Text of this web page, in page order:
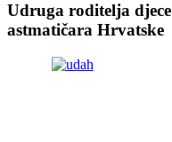
Udruga roditelja djece
astmatičara Hrvatske